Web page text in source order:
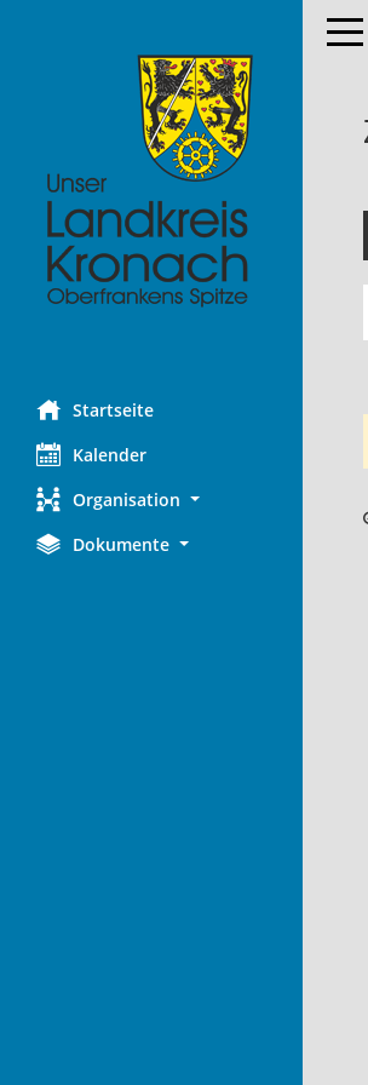
Startseite
Kalender
Organisation
Dokumente